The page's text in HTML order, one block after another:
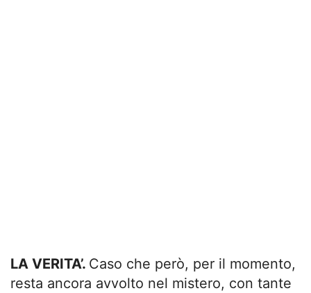
LA VERITA’. Caso che però, per il momento,
resta ancora avvolto nel mistero, con tante